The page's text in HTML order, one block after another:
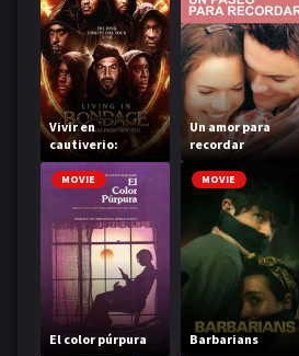
Vivir en
cautiverio:
liberarse
Un amor para
recordar
MOVIE
El color púrpura
MOVIE
Barbarians